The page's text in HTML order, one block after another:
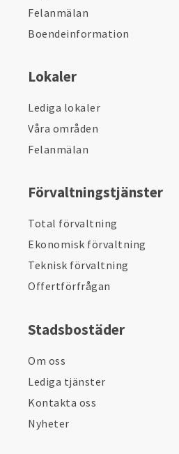
Felanmälan
Boendeinformation
Lokaler
Lediga lokaler
Våra områden
Felanmälan
Förvaltningstjänster
Total förvaltning
Ekonomisk förvaltning
Teknisk förvaltning
Offertförfrågan
Stadsbostäder
Om oss
Lediga tjänster
Kontakta oss
Nyheter